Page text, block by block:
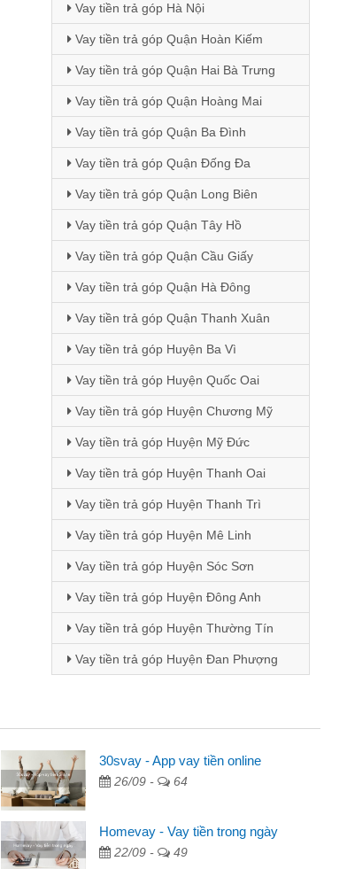
Vay tiền trả góp Hà Nội
Vay tiền trả góp Quận Hoàn Kiếm
Vay tiền trả góp Quận Hai Bà Trưng
Vay tiền trả góp Quận Hoàng Mai
Vay tiền trả góp Quận Ba Đình
Vay tiền trả góp Quận Đống Đa
Vay tiền trả góp Quận Long Biên
Vay tiền trả góp Quận Tây Hồ
Vay tiền trả góp Quận Cầu Giấy
Vay tiền trả góp Quận Hà Đông
Vay tiền trả góp Quận Thanh Xuân
Vay tiền trả góp Huyện Ba Vì
Vay tiền trả góp Huyện Quốc Oai
Vay tiền trả góp Huyện Chương Mỹ
Vay tiền trả góp Huyện Mỹ Đức
Vay tiền trả góp Huyện Thanh Oai
Vay tiền trả góp Huyện Thanh Trì
Vay tiền trả góp Huyện Mê Linh
Vay tiền trả góp Huyện Sóc Sơn
Vay tiền trả góp Huyện Đông Anh
Vay tiền trả góp Huyện Thường Tín
Vay tiền trả góp Huyện Đan Phượng
xe wave
online
thiệu cho bạn
Mai Lan - Sinh
thấy thủ tục
30svay - App vay tiền online
26/09 - 64
Homevay - Vay tiền trong ngày
22/09 - 49